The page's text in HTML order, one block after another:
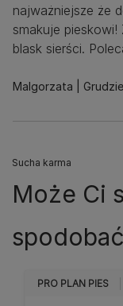
najważniejsze że
smakuje
blask sierści.
Malgorzata
Sucha karma
Może Ci
PRO PLAN PIES